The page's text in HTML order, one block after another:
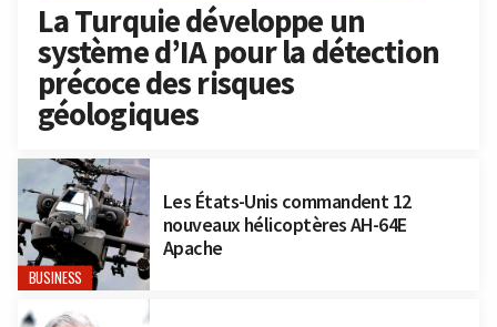
La Turquie développe un
système d’IA pour la détection
précoce des risques
géologiques
BUSINESS
Les États-Unis commandent 12
nouveaux hélicoptères AH-64E
Apache